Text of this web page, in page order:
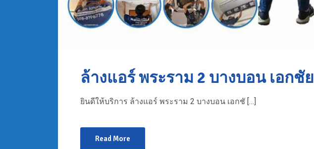
ล้างแอร์ พระราม 2 บางบอน เอกชัย
ยินดีให้บริการ ล้างแอร์ พระราม 2 บางบอน เอกชั […]
Read More